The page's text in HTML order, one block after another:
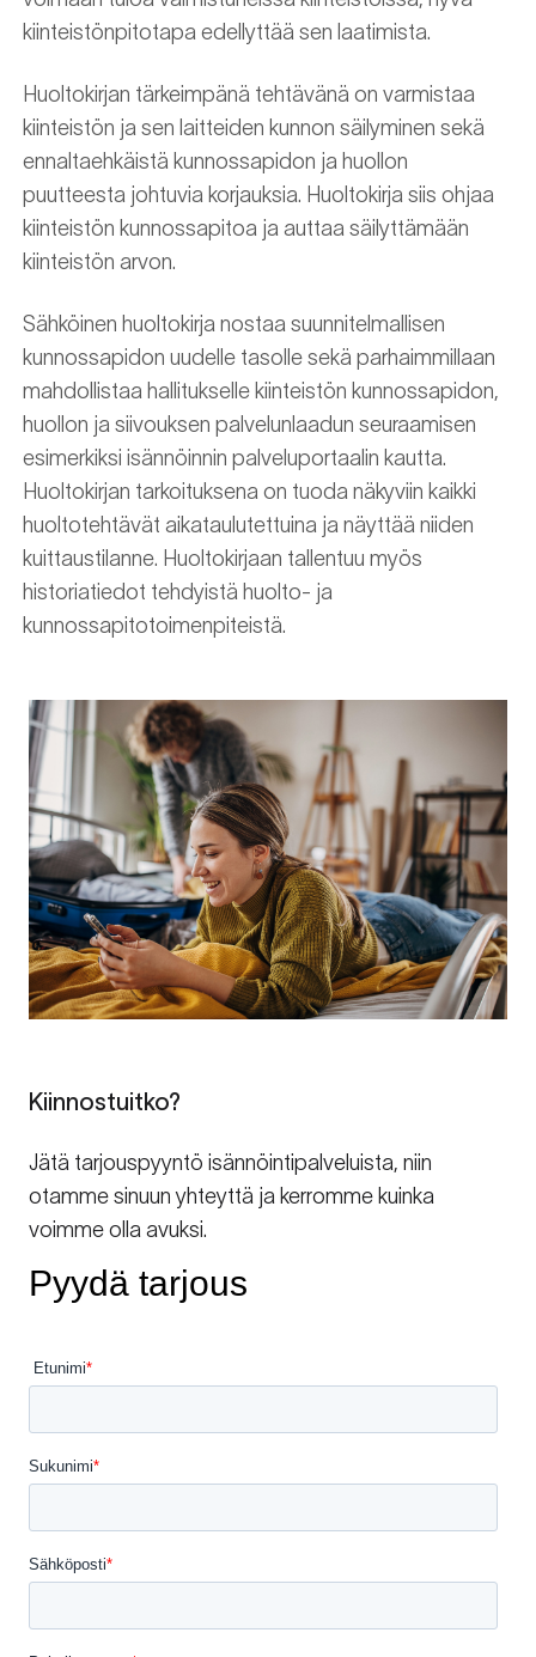
kiinteistönpitotapa edellyttää sen laatimista.
Huoltokirjan tärkeimpänä tehtävänä on varmistaa
kiinteistön ja sen laitteiden kunnon säilyminen sekä
ennaltaehkäistä kunnossapidon ja huollon
puutteesta johtuvia korjauksia. Huoltokirja siis ohjaa
kiinteistön kunnossapitoa ja auttaa säilyttämään
kiinteistön arvon.
Sähköinen huoltokirja nostaa suunnitelmallisen
kunnossapidon uudelle tasolle sekä parhaimmillaan
mahdollistaa hallitukselle kiinteistön kunnossapidon,
huollon ja siivouksen palvelunlaadun seuraamisen
esimerkiksi isännöinnin palveluportaalin kautta.
Huoltokirjan tarkoituksena on tuoda näkyviin kaikki
huoltotehtävät aikataulutettuina ja näyttää niiden
kuittaustilanne. Huoltokirjaan tallentuu myös
historiatiedot tehdyistä huolto- ja
kunnossapitotoimenpiteistä.
Kiinnostuitko?
Jätä tarjouspyyntö isännöintipalveluista, niin
otamme sinuun yhteyttä ja kerromme kuinka
voimme olla avuksi.